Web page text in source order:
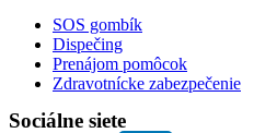
SOS gombík
Dispečing
Prenájom pomôcok
Zdravotnícke zabezpečenie
Sociálne siete